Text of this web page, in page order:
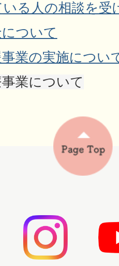
る人の相談を受
ついて
業の実施につい
業について